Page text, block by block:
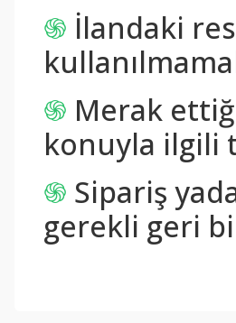
֍ İlandaki
֍ Merak
konuyla ilgili
֍ Sipariş
gerekli geri